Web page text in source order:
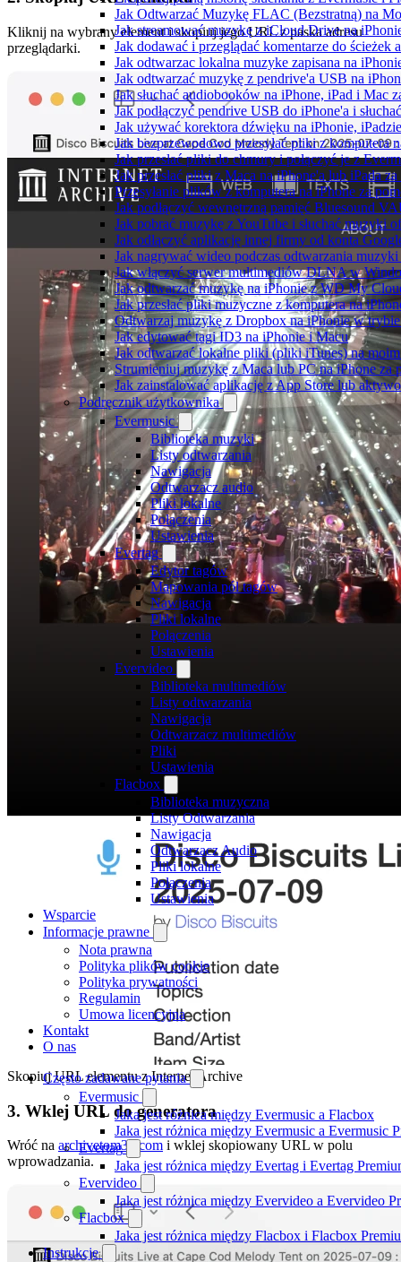
Jak Odtwarzać Muzykę FLAC (Bezstratną) na
Jak streamować muzykę z iCloud Drive na
Jak dodawać i przeglądać komentarze do
Jak odtwarzac lokalna muzyke zapisana na
Jak odtwarzać muzykę z pendrive'a USB na
Jak słuchać audiobooków na iPhone, iPad i Mac
Jak podłączyć pendrive USB do iPhone'a i
Jak używać korektora dźwięku na iPhonie,
Jak bezprzewodowo przesyłać pliki z komputera
Jak przesłać pliki do chmury i połączyć je z
Jak przesłać pliki z Maca na iPhone'a lub iPada
Przesyłanie plików z komputera na iPhone za
Jak podłączyć wewnętrzną pamięć Bluesound
Jak pobrać muzykę z YouTube i słuchać muzyki
Jak odłączyć aplikację innej firmy od konta
Jak nagrywać wideo podczas odtwarzania
Jak włączyć serwer multimediów DLNA w
Jak odtwarzać muzykę na iPhonie z WD My
Jak przesłać pliki muzyczne z komputera na
Odtwarzaj muzykę z Dropbox na iPhonie w
Jak edytować tagi ID3 na iPhonie i Macu
Jak odtwarzać lokalne pliki (pliki iTunes) na
Strumieniuj muzykę z Maca lub PC na iPhone za
Jak zainstalować aplikację z App Store lub
Podręcznik użytkownika
Evermusic
Biblioteka muzyki
Listy odtwarzania
Nawigacja
Odtwarzacz audio
Pliki lokalne
Połączenia
Ustawienia
Evertag
Edytor tagów
Mapowania pól tagów
Nawigacja
Pliki lokalne
Połączenia
Ustawienia
Evervideo
Biblioteka multimediów
Listy odtwarzania
Nawigacja
Odtwarzacz multimediów
Pliki
Ustawienia
Flacbox
Biblioteka muzyczna
Listy Odtwarzania
Nawigacja
Odtwarzacz Audio
Pliki lokalne
Połączenia
Ustawienia
Wsparcie
Informacje prawne
Nota prawna
Polityka plików cookie
Polityka prywatności
Regulamin
Umowa licencyjna
Kontakt
O nas
Często zadawane pytania
Evermusic
Jaka jest różnica między Evermusic a Flacbox
Jaka jest różnica między Evermusic a Evermusic
Evertag
Jaka jest różnica między Evertag i Evertag
Evervideo
Jaka jest różnica między Evervideo a Evervideo
Flacbox
Jaka jest różnica między Flacbox i Flacbox
Instrukcje
Kliknij na wybrany element i skopiuj jego URL z paska adresu
przeglądarki.
Skopiuj URL elementu z Internet Archive
3. Wklej URL do generatora
Wróć na archivetom3u.com i wklej skopiowany URL w polu
wprowadzania.